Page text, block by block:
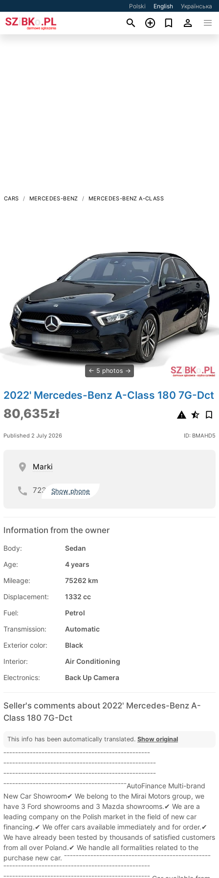
Polski English Українська
CARS MERCEDES-BENZ MERCEDES-BENZ A-CLASS
5 photos
2022' Mercedes-Benz A-Class 180 7G-Dct
80,635zł
Published 2 July 2026 ID: BMAHD5
Marki
723 Show phone
Information from the owner
Body:
Sedan
Age:
4 years
Mileage:
75262 km
Displacement:
1332 cc
Fuel:
Petrol
Transmission:
Automatic
Exterior color:
Black
Interior:
Air Conditioning
Electronics:
Back Up Camera
Seller's comments about 2022' Mercedes-Benz A-
Class 180 7G-Dct
This info has been automatically translated. Show original
ˉˉˉˉˉˉˉˉˉˉˉˉˉˉˉˉˉˉˉˉˉˉˉˉˉˉˉˉˉˉˉˉˉˉˉˉˉˉˉˉˉˉˉˉˉˉˉˉˉˉ
ˉˉˉˉˉˉˉˉˉˉˉˉˉˉˉˉˉˉˉˉˉˉˉˉˉˉˉˉˉˉˉˉˉˉˉˉˉˉˉˉˉˉˉˉˉˉˉˉˉˉˉˉ
ˉˉˉˉˉˉˉˉˉˉˉˉˉˉˉˉˉˉˉˉˉˉˉˉˉˉˉˉˉˉˉˉˉˉˉˉˉˉˉˉˉˉˉˉˉˉˉˉˉˉˉˉ
ˉˉˉˉˉˉˉˉˉˉˉˉˉˉˉˉˉˉˉˉˉˉˉˉˉˉˉˉˉˉˉˉˉˉˉˉˉˉˉˉˉˉAutoFinance Multi-brand
New Car Showroom✔︎ We belong to the Mirai Motors group, we
have 3 Ford showrooms and 3 Mazda showrooms.✔︎ We are a
leading company on the Polish market in the field of new car
financing.✔︎ We offer cars available immediately and for order.✔︎
We have already been tested by thousands of satisfied customers
from all over Poland.✔︎ We handle all formalities related to the
purchase new car. ˉˉˉˉˉˉˉˉˉˉˉˉˉˉˉˉˉˉˉˉˉˉˉˉˉˉˉˉˉˉˉˉˉˉˉˉˉˉˉˉˉˉˉˉˉˉˉˉˉˉ
ˉˉˉˉˉˉˉˉˉˉˉˉˉˉˉˉˉˉˉˉˉˉˉˉˉˉˉˉˉˉˉˉˉˉˉˉˉˉˉˉˉˉˉˉˉˉˉˉˉˉ